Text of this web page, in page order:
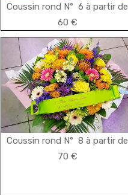
Coussin rond N° 6 à partir de
60 €
Coussin rond N° 8 à partir de
70 €